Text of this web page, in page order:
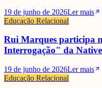
19 de junho de 2026Ler mais
Educação Relacional
Rui Marques participa
Interrogação" da Native
19 de junho de 2026Ler mais
Educação Relacional